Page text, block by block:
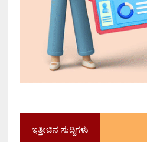
ಇತ್ತೀಚಿನ ಸುದ್ದಿಗಳು